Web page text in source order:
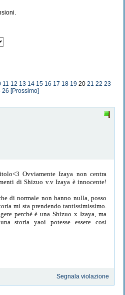
11 12 13 14 15 16 17 18 19 2021 22 23
26 [Prossimo]
Ovviamente Izaya non centra
di Shizuo v.v Izaya è innocente!
di normale non hanno nulla, posso
mi sta prendendo tantissimissimo.
perchè è una Shizuo x Izaya, ma
storia yaoi potesse essere così
Segnala violazione